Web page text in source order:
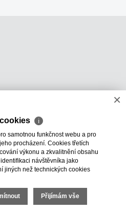
×
ℹ
samotnou funkčnost webu a pro
procházení. Cookies třetích
výkonu a zkvalitnění obsahu
návštěvníka jako
jiných než technických cookies
Přijímám vše